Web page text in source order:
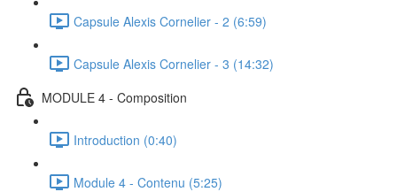
Capsule Alexis Cornelier - 2 (6:59)
Capsule Alexis Cornelier - 3 (14:32)
MODULE 4 - Composition
Introduction (0:40)
Module 4 - Contenu (5:25)